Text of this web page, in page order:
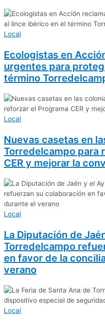
Local
Ecologistas en
urgentes para
término
Local
Nuevas casetas en
Torredelcampo para
CER y mejorar la
Local
La Diputación de
Torredelcampo
en favor de la
verano
Local